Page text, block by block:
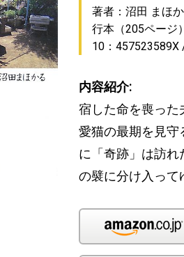
著者：沼田 まほ
行本（205ページ
10：457523589X
内容紹介:
宿した命を喪った
愛猫の最期を見守
に「奇跡」は訪
の襞に分け入って